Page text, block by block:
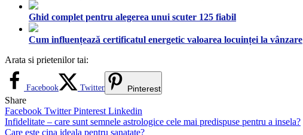
Ghid complet pentru alegerea unui scuter 125 fiabil
Cum influențează certificatul energetic valoarea locuinței la vânzare
Arata si prietenilor tai:
Facebook Twitter Pinterest
Share
Facebook TwitterPinterest Linkedin
Navigare
Infidelitate – care sunt semnele astrologice cele mai predispuse pentru a insela?
Care este cina ideala pentru sanatate?